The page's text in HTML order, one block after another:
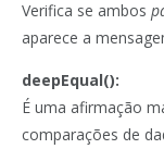
Verifica se ambos
aparece a
deepEqual():
É uma afirmação
comparações de